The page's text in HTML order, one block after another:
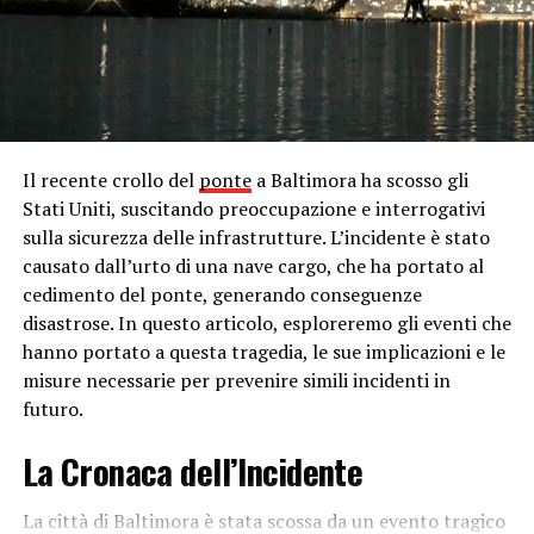
verificato un alterco tra Juan Jesus e Francesco Acerbi,
che ha attirato l’attenzione degli spettatori e dei media.
In seguito alla partita, sono emerse voci secondo cui
Acerbi avrebbe rivolto insulti razzisti a Juan Jesus
durante l’incontro. Queste accuse hanno
immediatamente scatenato una forte reazione da parte
dell’opinione pubblica e dei dirigenti sportivi, che hanno
chiesto un’indagine approfondita sull’incidente.
Le autorità competenti hanno avviato un’indagine
immediata per fare chiarezza sulla situazione. Sono stati
interpellati arbitri, giocatori e testimoni oculari
presenti durante la partita al fine di raccogliere prove e
testimonianze utili per stabilire la verità. Tuttavia,
elemento che confermasse le accuse di comportamento
razzista da parte di Acerbi. Le testimonianze raccolte
non hanno fornito alcun riscontro sostanziale alle
Il recente crollo del pontea Baltimora ha scosso gli
Stati Uniti, suscitando preoccupazione e interrogativi
sulla sicurezza delle infrastrutture. L’incidente è stato
causato dall’urto di una nave cargo, che ha portato al
cedimento del ponte, generando conseguenze
disastrose. In questo articolo, esploreremo gli eventi che
hanno portato a questa tragedia, le sue implicazioni e le
misure necessarie per prevenire simili incidenti in
futuro.
La Cronaca dell’Incidente
La città di Baltimora è stata scossa da un evento tragico